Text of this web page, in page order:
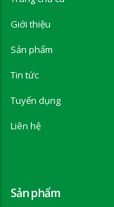
Giới thiệu
Sản phẩm
Tin tức
Tuyển dụng
Liên hệ
Sản phẩm